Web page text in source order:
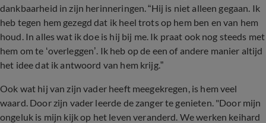
dankbaarheid in zijn herinneringen. “Hij is niet alleen gegaan. Ik
heb tegen hem gezegd dat ik heel trots op hem ben en van hem
houd. In alles wat ik doe is hij bij me. Ik praat ook nog steeds met
hem om te ‘overleggen’. Ik heb op de een of andere manier altijd
het idee dat ik antwoord van hem krijg.”
Ook wat hij van zijn vader heeft meegekregen, is hem veel
waard. Door zijn vader leerde de zanger te genieten. "Door mijn
ongeluk is mijn kijk op het leven veranderd. We werken keihard